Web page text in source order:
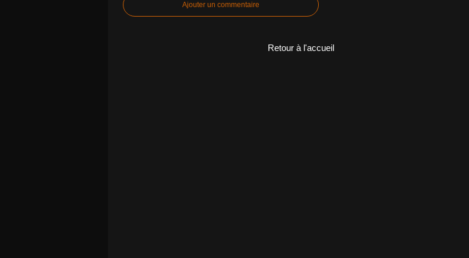
Ajouter un commentaire
Retour à l'accueil